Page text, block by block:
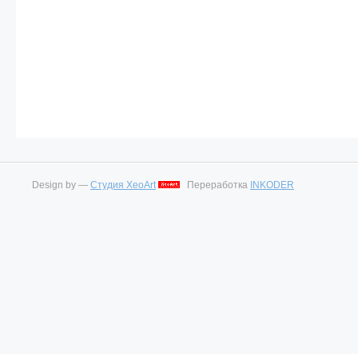
Design by — Студия XeoArt Переработка INKODER